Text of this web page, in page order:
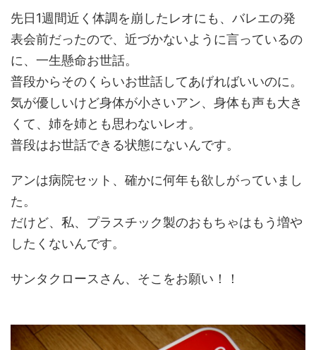
先日1週間近く体調を崩したレオにも、バレエの発
表会前だったので、近づかないように言っているの
に、一生懸命お世話。
普段からそのくらいお世話してあげればいいのに。
気が優しいけど身体が小さいアン、身体も声も大き
くて、姉を姉とも思わないレオ。
普段はお世話できる状態にないんです。
アンは病院セット、確かに何年も欲しがっていまし
た。
だけど、私、プラスチック製のおもちゃはもう増や
したくないんです。
サンタクロースさん、そこをお願い！！